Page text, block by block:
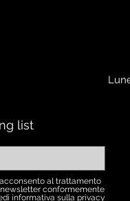
list
al trattamento
conformemente
informativa sulla privacy